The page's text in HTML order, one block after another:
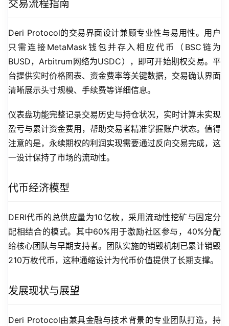
交易流程指南
Deri Protocol的交易界面设计兼顾专业性与易用性。用户
只需连接MetaMask钱包并存入相应代币（BSC链为
BUSD，Arbitrum网络为USDC），即可开始期权交易。平
台提供实时价格图表、资金费率等关键数据，交易确认界面
清晰展示头寸规模、手续费等详细信息。
仪表盘功能完整记录交易历史与持仓状况，实时计算未实现
盈亏与累计资金费用，帮助交易者精准掌握账户状态。值得
注意的是，永续期权的利润实现需要通过反向交易完成，这
一设计保持了市场的流动性。
代币经济模型
DERI代币的总供应量为10亿枚，采用流动性挖矿与固定分
配相结合的模式。其中60%用于激励社区参与，40%分配
给核心团队与早期支持者。团队实施的销毁机制已累计销毁
210万枚代币，这种通缩设计为代币价值提供了长期支撑。
发展现状与展望
Deri Protocol由兼具金融与技术背景的专业团队打造，持